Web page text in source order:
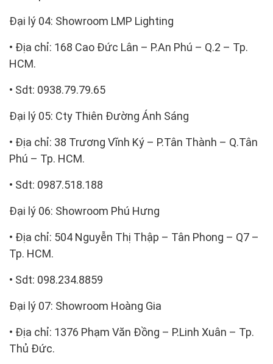
Đại lý 04: Showroom LMP Lighting
• Địa chỉ: 168 Cao Đức Lân – P.An Phú – Q.2 – Tp.
HCM.
• Sdt: 0938.79.79.65‬
Đại lý 05: Cty Thiên Đường Ánh Sáng
• Địa chỉ: 38 Trương Vĩnh Ký – P.Tân Thành – Q.Tân
Phú – Tp. HCM.
• Sdt: 0987.518.188
Đại lý 06: Showroom Phú Hưng
• Địa chỉ: 504 Nguyễn Thị Thập – Tân Phong – Q7 –
Tp. HCM.
• Sdt: 098.234.8859
Đại lý 07: Showroom Hoàng Gia
• Địa chỉ: 1376 Phạm Văn Đồng – P.Linh Xuân – Tp.
Thủ Đức.